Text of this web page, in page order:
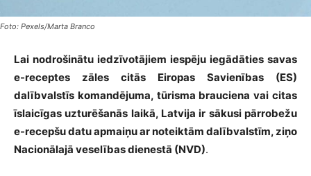
Foto: Pexels/Marta Branco
Lai nodrošinātu iedzīvotājiem iespēju iegādāties savas
e-receptes zāles citās Eiropas Savienības (ES)
dalībvalstīs komandējuma, tūrisma brauciena vai citas
īslaicīgas uzturēšanās laikā, Latvija ir sākusi pārrobežu
e-recepšu datu apmaiņu ar noteiktām dalībvalstīm, ziņo
Nacionālajā veselības dienestā (NVD).